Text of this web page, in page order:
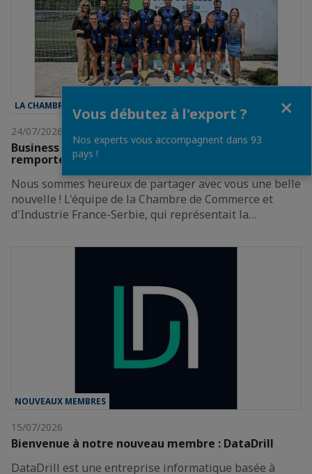
LA CHAMBRE
24/07/2026
Business Football World Cup: Team France
remporte la victoire
Nous sommes heureux de partager avec vous une belle
nouvelle ! L'équipe de la Chambre de Commerce et
d'Industrie France-Serbie, qui représentait la…
NOUVEAUX MEMBRES
15/07/2026
Bienvenue à notre nouveau membre : DataDrill
DataDrill est une entreprise informatique basée à
Vous débutez à l'export ?
Nos experts vous accompagnent dans 93
pays !